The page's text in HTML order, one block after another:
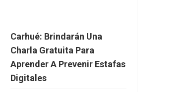
Carhué: Brindarán Una
Charla Gratuita Para
Aprender A Prevenir Estafas
Digitales